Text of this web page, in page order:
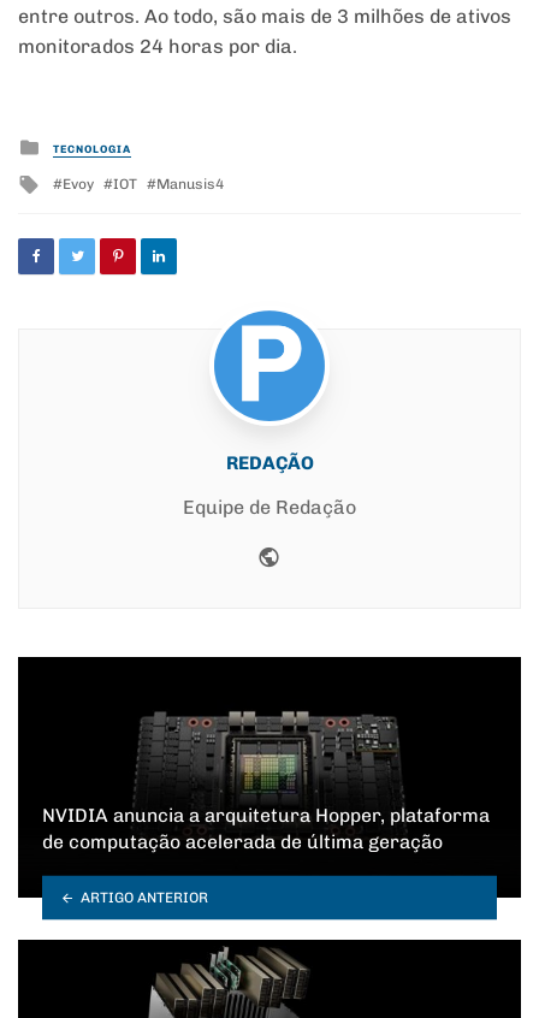
entre outros. Ao todo, são mais de 3 milhões de ativos
monitorados 24 horas por dia.
Posted
in
TECNOLOGIA
Tagged
Evoy IOT Manusis4
REDAÇÃO
Equipe de Redação
NVIDIA anuncia a arquitetura Hopper, plataforma
de computação acelerada de última geração
ARTIGO ANTERIOR